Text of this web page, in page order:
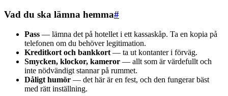
Vad du ska lämna hemma#
Pass — lämna det på hotellet i ett kassaskåp. Ta en kopia på
telefonen om du behöver legitimation.
Kreditkort och bankkort — ta ut kontanter i förväg.
Smycken, klockor, kameror — allt som är värdefullt och
inte nödvändigt stannar på rummet.
Dåligt humör — det här är en fest, och den fungerar bäst
med rätt inställning.